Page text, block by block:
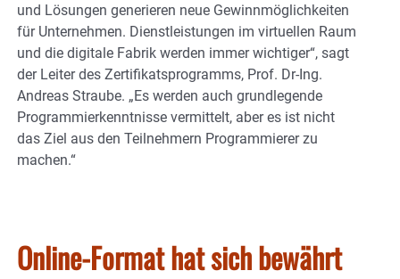
und Lösungen generieren neue Gewinnmöglichkeiten
für Unternehmen. Dienstleistungen im virtuellen Raum
und die digitale Fabrik werden immer wichtiger“, sagt
der Leiter des Zertifikatsprogramms, Prof. Dr-Ing.
Andreas Straube. „Es werden auch grundlegende
Programmierkenntnisse vermittelt, aber es ist nicht
das Ziel aus den Teilnehmern Programmierer zu
machen.“
Online-Format hat sich bewährt